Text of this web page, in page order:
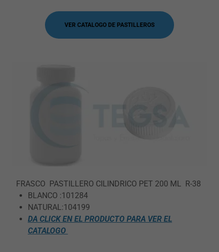
VER CATALOGO DE PASTILLEROS
FRASCO PASTILLERO CILINDRICO PET 200 ML R-38
BLANCO :101284
NATURAL:104199
DA CLICK EN EL PRODUCTO PARA VER EL
CATALOGO